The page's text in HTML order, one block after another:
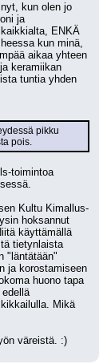
kun olen jo
ja
ENKÄ
kun minä,
aikaa yhteen
keramiikan
tuntia yhden
pikku
pois.
toimintoa
Kultu Kimallus-
hoksannut
käyttämällä
tietynlaista
"läntätään"
ja korostamiseen
huono tapa
Mikä
väreistä. :)